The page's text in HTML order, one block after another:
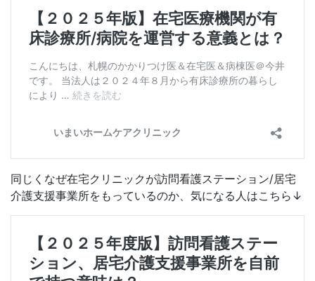
同じくなぜ在宅クリニックが訪問看護ステーション/居宅
介護支援事業所をもっているのか、気になる人はこちら↓